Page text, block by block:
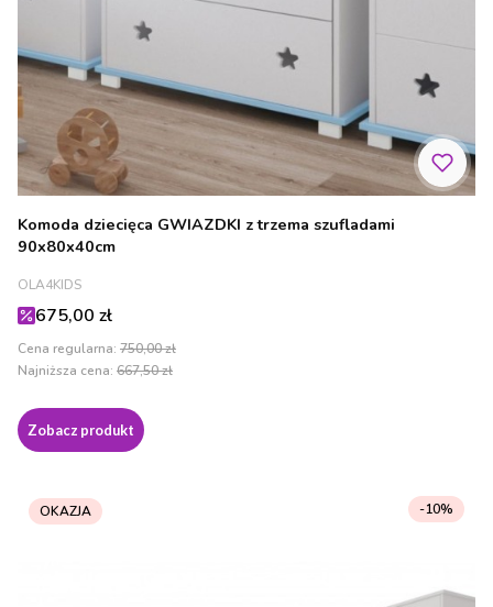
Komoda dziecięca GWIAZDKI z trzema szufladami
90x80x40cm
PRODUCENT
OLA4KIDS
Cena promocyjna
675,00 zł
Cena regularna: 750,00 zł
Najniższa cena: 667,50 zł
Zobacz produkt
OKAZJA -10%